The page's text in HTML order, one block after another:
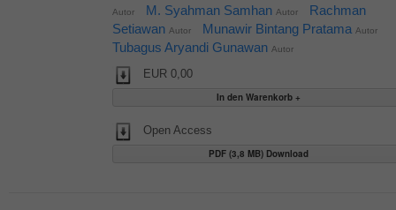
Autor M. Syahman Samhan Autor
Rachman
Setiawan Autor Munawir Bintang Pratama Autor
Tubagus Aryandi Gunawan Autor
EUR 0,00
Open Access
PDF (3,8 MB) Download